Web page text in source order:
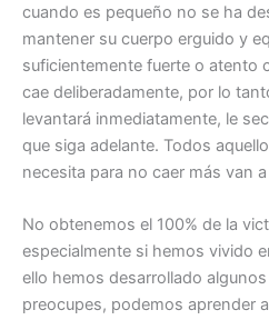
cuando es pequeño no se ha
mantener su cuerpo erguido y
suficientemente fuerte o atento
cae deliberadamente, por lo
levantará inmediatamente, le
que siga adelante. Todos
necesita para no caer más van
No obtenemos el 100% de la
especialmente si hemos vivido
ello hemos desarrollado
preocupes, podemos aprender